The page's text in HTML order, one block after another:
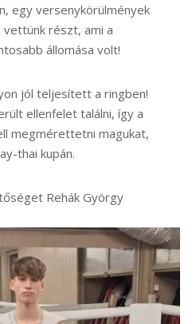
egy versenykörülmények
részt, ami a
állomása volt!
jól teljesített a ringben!
ellenfelet találni, így a
megmérettetni magukat,
thai kupán.
Rehák György